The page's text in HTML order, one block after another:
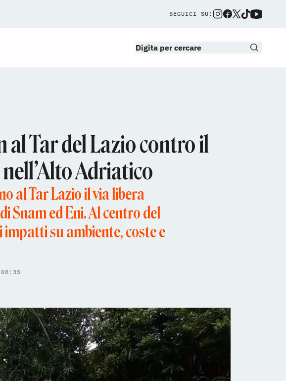
SEGUICI SU:
al Tar del Lazio contro il
Adriatico
al Tar Lazio il via libera
Snam ed Eni. Al centro del
su ambiente, coste e
08:35